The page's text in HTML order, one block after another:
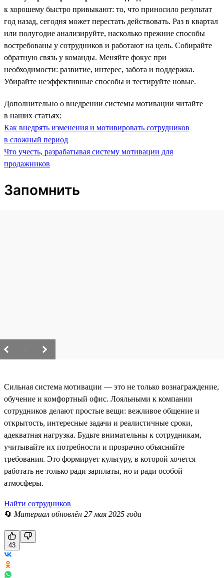
к хорошему быстро привыкают: то, что приносило результат
год назад, сегодня может перестать действовать. Раз в квартал
или полугодие анализируйте, насколько прежние способы
востребованы у сотрудников и работают на цель. Собирайте
обратную связь у команды. Меняйте фокус при
необходимости: развитие, интерес, забота и поддержка.
Убирайте неэффективные способы и тестируйте новые.
Дополнительно о внедрении системы мотивации читайте
в наших статьях:
Как внедрять изменения и мотивировать сотрудников
в сложный период
Что учесть, разрабатывая систему мотивации для
продажников
Запомнить
Сильная система мотивации — это не только вознаграждение,
обучение и комфортный офис. Лояльными к компании
сотрудников делают простые вещи: вежливое общение и
открытость, интересные задачи и реалистичные сроки,
адекватная нагрузка. Будьте внимательны к сотрудникам,
учитывайте их потребности и прозрачно объясняйте
требования. Это формирует культуру, в которой хочется
работать не только ради зарплаты, но и ради особой
атмосферы.
Найти сотрудников
🔄 Материал обновлён 27 мая 2025 года
43